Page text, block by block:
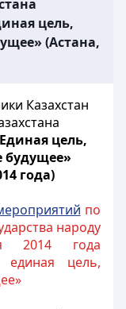
цель,
(Астана,
Казахстан
цель,
будущее»
года)
по
народу
2014 года
единая цель,